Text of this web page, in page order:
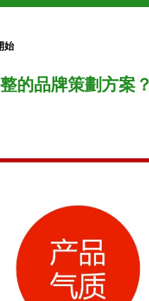
始
的品牌策劃方案